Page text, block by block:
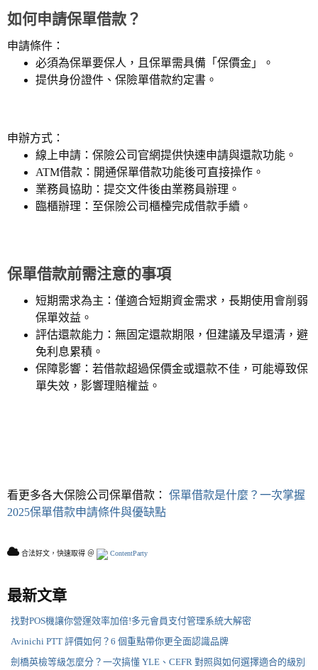
如何申請保單借款？
申請條件：
必須為保單要保人，且保單需具備「保價金」。
提供身份證件、保險單借款約定書。
申辦方式：
線上申請：保險公司官網提供快速申請與還款功能。
ATM借款：開通保單借款功能後可直接操作。
業務員協助：提交文件後由業務員辦理。
臨櫃辦理：至保險公司櫃檯完成借款手續。
保單借款前需注意的事項
短期需求為主：僅適合短期資金需求，長期使用會削弱
保單效益。
評估還款能力：無固定還款期限，但建議及早還清，避
免利息累積。
保障影響：若借款超過保價金或還款不佳，可能導致保
單失效，影響理賠權益。
看更多各大保險公司保單借款： 保單借款是什麼？一次掌握
2025保單借款申請條件與優缺點
合法好文，快速取得 ＠ ContentParty
最新文章
找對POS機讓你營運效率加倍!多元會員支付管理系統大解密
Avinichi PTT 評價如何？6 個重點帶你更全面認識品牌
劍橋英檢等級怎麼分？一次搞懂 YLE、CEFR 對照與如何選擇適合的級別